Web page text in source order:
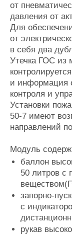
Конференции
Выставки и
Личности
Словарь
от
давления от
Для
от
в себя два
Утечка ГОС из
и информация
контроля и
Установки
50-7 имеют
направлений
Модуль
баллон
50 литров с
запорно-
с
рукав